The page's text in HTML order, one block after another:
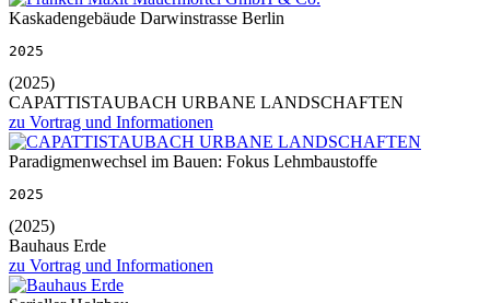
Kaskadengebäude Darwinstrasse Berlin
2025
(2025)
CAPATTISTAUBACH URBANE LANDSCHAFTEN
zu Vortrag und Informationen
Paradigmenwechsel im Bauen: Fokus Lehmbaustoffe
2025
(2025)
Bauhaus Erde
zu Vortrag und Informationen